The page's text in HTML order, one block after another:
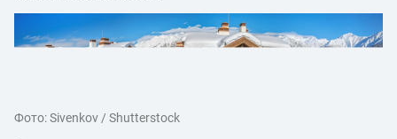
Фото: Sivenkov / Shutterstock